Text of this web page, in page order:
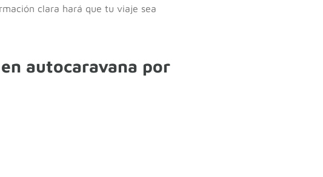
clara hará que tu viaje sea
autocaravana por